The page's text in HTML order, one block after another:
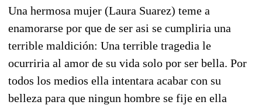
Una hermosa mujer (Laura Suarez) teme a
enamorarse por que de ser asi se cumpliria una
terrible maldición: Una terrible tragedia le
ocurriria al amor de su vida solo por ser bella. Por
todos los medios ella intentara acabar con su
belleza para que ningun hombre se fije en ella